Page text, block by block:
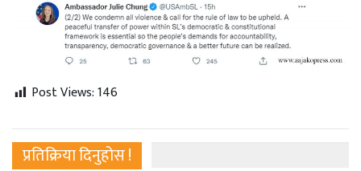
Post Views:146
प्रतिक्रिया दिनुहोस !